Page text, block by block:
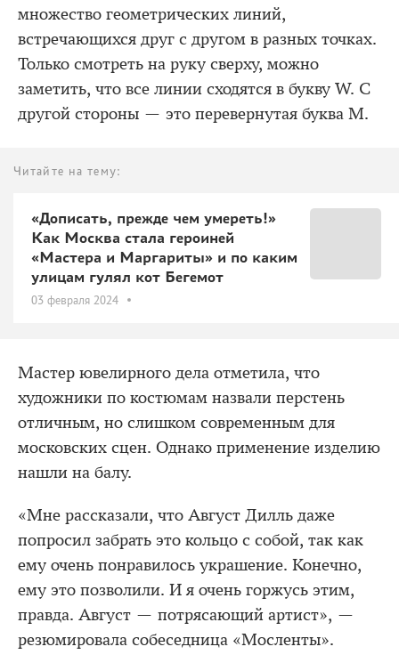
множество геометрических линий,
встречающихся друг с другом в разных точках.
Только смотреть на руку сверху, можно
заметить, что все линии сходятся в букву W. С
другой стороны — это перевернутая буква М.
Читайте на тему:
«Дописать, прежде чем умереть!»
Как Москва стала героиней
«Мастера и Маргариты» и по каким
улицам гулял кот Бегемот
03 февраля 2024
Мастер ювелирного дела отметила, что
художники по костюмам назвали перстень
отличным, но слишком современным для
московских сцен. Однако применение изделию
нашли на балу.
«Мне рассказали, что Август Дилль даже
попросил забрать это кольцо с собой, так как
ему очень понравилось украшение. Конечно,
ему это позволили. И я очень горжусь этим,
правда. Август — потрясающий артист», —
резюмировала собеседница «Мосленты».